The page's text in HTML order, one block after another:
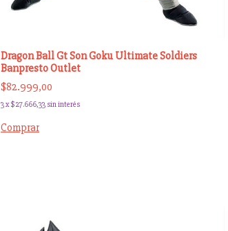
Dragon Ball Gt Son Goku Ultimate Soldiers
Banpresto Outlet
$82.999,00
3x$27.666,33 sin interés